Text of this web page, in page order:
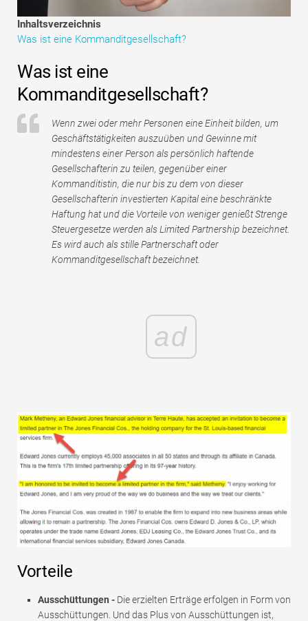
Tutorials zur Finanzmodellierung
Vollständige Form
Risikomanagement-Tutorials
Inhaltsverzeichnis
Was ist eine Kommanditgesellschaft?
Was ist eine
Kommanditgesellschaft?
Wenn zwei oder mehr Personen eine Einheit bilden, um
Geschäftstätigkeiten auszuüben und Gewinne mit
mindestens einer Person als persönlich haftende
Gesellschafterin zu teilen, gegenüber einer
Kommanditistin, die nur bis zu dem von dieser
Gesellschafterin investierten Kapital eine beschränkte
Haftung hat und die Vorteile von weniger genießt Strenge
Steuergesetze werden als Limited Partnership bezeichnet.
Es wird auch als stille Partnerschaft oder
Kommanditgesellschaft bezeichnet.
ad
Vorteile
Ausschüttungen - Die erzielten Erträge erfolgen in Form von
Ausschüttungen. Und das Plus von Ausschüttungen ist,